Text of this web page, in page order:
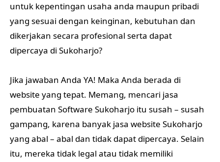
untuk kepentingan usaha anda maupun pribadi
yang sesuai dengan keinginan, kebutuhan dan
dikerjakan secara profesional serta dapat
dipercaya di Sukoharjo?
Jika jawaban Anda YA! Maka Anda berada di
website yang tepat. Memang, mencari jasa
pembuatan Software Sukoharjo itu susah – susah
gampang, karena banyak jasa website Sukoharjo
yang abal – abal dan tidak dapat dipercaya. Selain
itu, mereka tidak legal atau tidak memiliki